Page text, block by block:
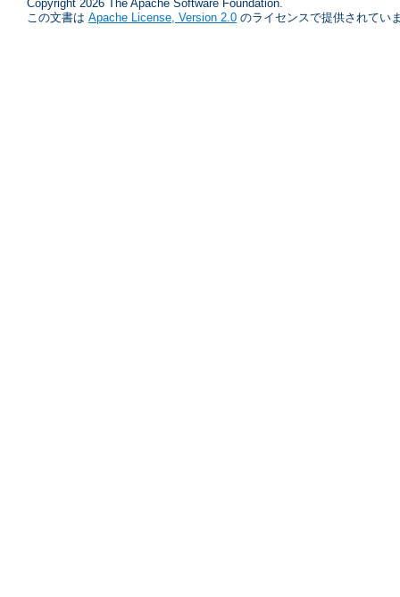
Copyright 2026 The Apache Software Foundation.
この文書は Apache License, Version 2.0 のライセンスで提供されてい